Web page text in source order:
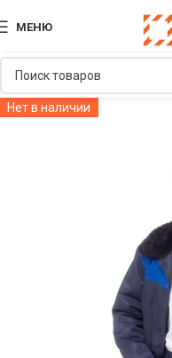
МЕНЮ
Нет в наличии